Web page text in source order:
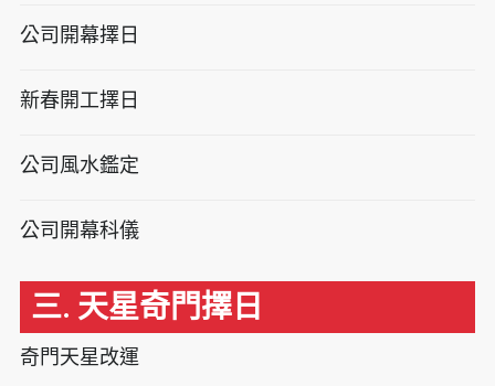
公司開幕擇日
新春開工擇日
公司風水鑑定
公司開幕科儀
三. 天星奇門擇日
奇門天星改運